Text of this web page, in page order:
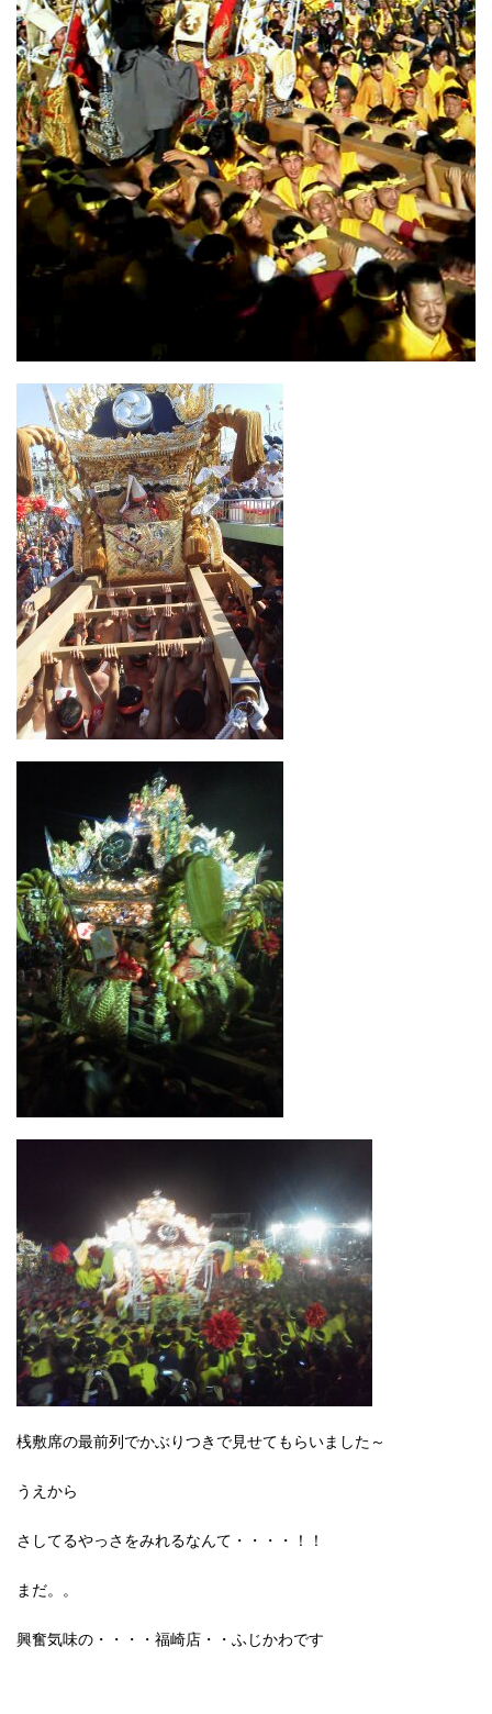
桟敷席の最前列でかぶりつきで見せてもらいました～
うえから
さしてるやっさをみれるなんて・・・・！！
まだ。。
興奮気味の・・・・福崎店・・ふじかわです